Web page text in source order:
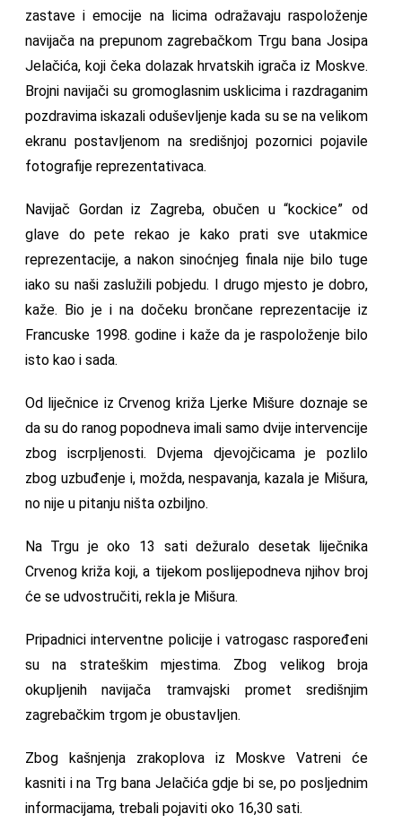
zastave i emocije na licima odražavaju raspoloženje
navijača na prepunom zagrebačkom Trgu bana Josipa
Jelačića, koji čeka dolazak hrvatskih igrača iz Moskve.
Brojni navijači su gromoglasnim usklicima i razdraganim
pozdravima iskazali oduševljenje kada su se na velikom
ekranu postavljenom na središnjoj pozornici pojavile
fotografije reprezentativaca.
Navijač Gordan iz Zagreba, obučen u “kockice” od
glave do pete rekao je kako prati sve utakmice
reprezentacije, a nakon sinoćnjeg finala nije bilo tuge
iako su naši zaslužili pobjedu. I drugo mjesto je dobro,
kaže. Bio je i na dočeku brončane reprezentacije iz
Francuske 1998. godine i kaže da je raspoloženje bilo
isto kao i sada.
Od liječnice iz Crvenog križa Ljerke Mišure doznaje se
da su do ranog popodneva imali samo dvije intervencije
zbog iscrpljenosti. Dvjema djevojčicama je pozlilo
zbog uzbuđenje i, možda, nespavanja, kazala je Mišura,
no nije u pitanju ništa ozbiljno.
Na Trgu je oko 13 sati dežuralo desetak liječnika
Crvenog križa koji, a tijekom poslijepodneva njihov broj
će se udvostručiti, rekla je Mišura.
Pripadnici interventne policije i vatrogasc raspoređeni
su na strateškim mjestima. Zbog velikog broja
okupljenih navijača tramvajski promet središnjim
zagrebačkim trgom je obustavljen.
Zbog kašnjenja zrakoplova iz Moskve Vatreni će
kasniti i na Trg bana Jelačića gdje bi se, po posljednim
informacijama, trebali pojaviti oko 16,30 sati.